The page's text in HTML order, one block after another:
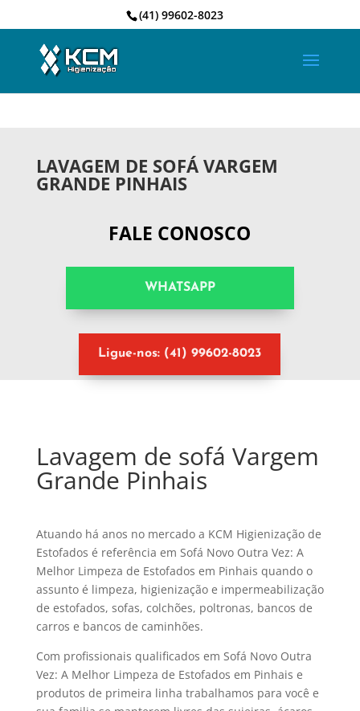
(41) 99602-8023
LAVAGEM DE SOFÁ VARGEM
GRANDE PINHAIS
FALE CONOSCO
WHATSAPP
Ligue-nos: (41) 99602-8023
Lavagem de sofá Vargem
Grande Pinhais
Atuando há anos no mercado a KCM Higienização de
Estofados é referência em Sofá Novo Outra Vez: A
Melhor Limpeza de Estofados em Pinhais quando o
assunto é limpeza, higienização e impermeabilização
de estofados, sofas, colchões, poltronas, bancos de
carros e bancos de caminhões.
Com profissionais qualificados em Sofá Novo Outra
Vez: A Melhor Limpeza de Estofados em Pinhais e
produtos de primeira linha trabalhamos para você e